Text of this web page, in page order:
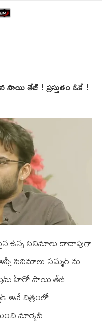
తేజ్ ! ప్రస్తుతం ఓకే !
ఉన్న సినిమాలు దాదాపుగా
సినిమాలు సమ్మర్ ను
హీరో సాయి తేజ్
అనే చిత్రంలో
మార్కెట్